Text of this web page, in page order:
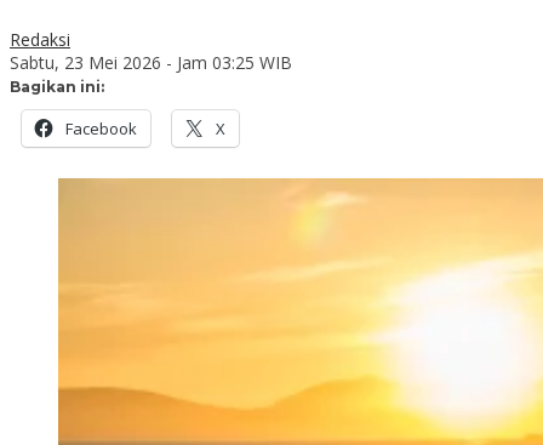
Redaksi
Sabtu, 23 Mei 2026 - Jam 03:25 WIB
Bagikan ini:
Facebook X